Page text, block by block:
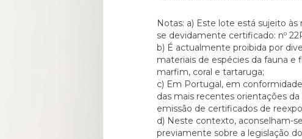
Notas: a) Este lote está sujeito
se devidamente certificado: nº
b) É actualmente proibida por
materiais de espécies da fauna e
marfim, coral e tartaruga;
c) Em Portugal, em
das mais recentes orientações
emissão de certificados de
d) Neste contexto, aconselham-
previamente sobre a legislação